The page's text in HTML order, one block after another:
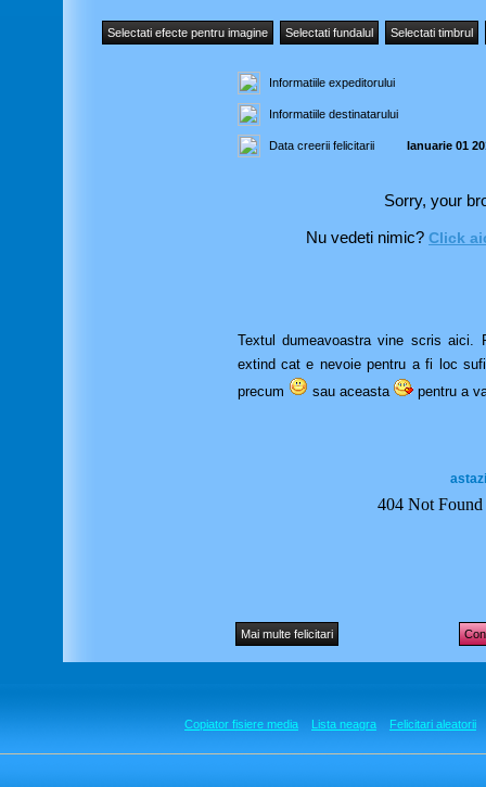
Selectati efecte pentru imagine Selectati fundalul Selectati timbrul
Informatiile expeditorului
Informatiile destinatarului
Data creerii felicitarii Ianuarie 01
Sorry, your
Nu vedeti nimic? Click
Textul dumeavoastra vine scris aici.
extind cat e nevoie pentru a fi loc
precum
sau aceasta pentru a
Mai multe felicitari
Copiator fisiere media Lista neagra Felicitari aleatorii